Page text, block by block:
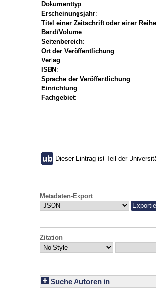
Dokumenttyp:
Erscheinungsjahr:
Titel einer Zeitschrift oder einer Reihe
Band/Volume:
Seitenbereich:
Ort der Veröffentlichung:
Verlag:
ISBN :
Sprache der Veröffentlichung:
Einrichtung:
Fachgebiet:
Dieser Eintrag ist Teil der
Metadaten-Export
Zitation
Suche Autoren in